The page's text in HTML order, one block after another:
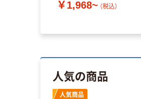
￥1,968~ （税込）
人気の商品
人気商品